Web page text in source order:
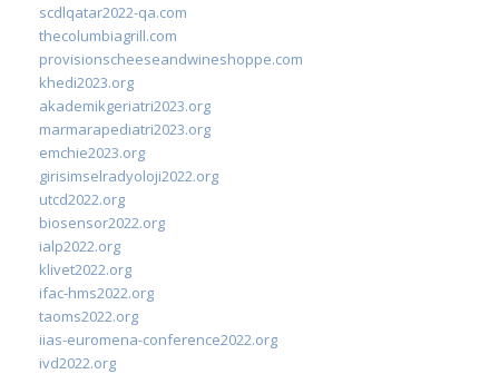
scdlqatar2022-qa.com
thecolumbiagrill.com
provisionscheeseandwineshoppe.com
khedi2023.org
akademikgeriatri2023.org
marmarapediatri2023.org
emchie2023.org
girisimselradyoloji2022.org
utcd2022.org
biosensor2022.org
ialp2022.org
klivet2022.org
ifac-hms2022.org
taoms2022.org
iias-euromena-conference2022.org
ivd2022.org